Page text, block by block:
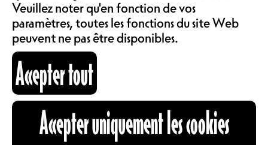
LOCATIONS
ABOS & TARIFS
INFORMATIONS
https://www.instagram.com/
HORAIRES
16.05.2025
Veuillez noter qu'en fonction de vos
paramètres, toutes les fonctions du site Web
peuvent ne pas être disponibles.
Accepter tout
Accepter uniquement les cookies